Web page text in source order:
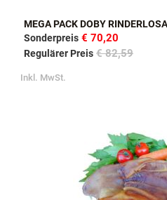
MEGA PACK DOBY
Sonderpreis € 70,20
Regulärer Preis € 82,59
Inkl. MwSt.